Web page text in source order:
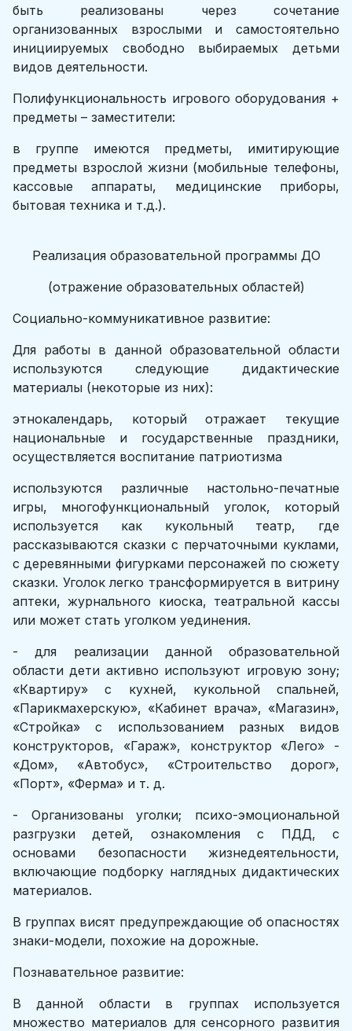
быть реализованы через сочетание
организованных взрослыми и самостоятельно
инициируемых свободно выбираемых детьми
видов деятельности.
Полифункциональность игрового оборудования +
предметы – заместители:
в группе имеются предметы, имитирующие
предметы взрослой жизни (мобильные телефоны,
кассовые аппараты, медицинские приборы,
бытовая техника и т.д.).
Реализация образовательной программы ДО
(отражение образовательных областей)
Социально-коммуникативное развитие:
Для работы в данной образовательной области
используются следующие дидактические
материалы (некоторые из них):
этнокалендарь, который отражает текущие
национальные и государственные праздники,
осуществляется воспитание патриотизма
используются различные настольно-печатные
игры, многофункциональный уголок, который
используется как кукольный театр, где
рассказываются сказки с перчаточными куклами,
с деревянными фигурками персонажей по сюжету
сказки. Уголок легко трансформируется в витрину
аптеки, журнального киоска, театральной кассы
или может стать уголком уединения.
- для реализации данной образовательной
области дети активно используют игровую зону;
«Квартиру» с кухней, кукольной спальней,
«Парикмахерскую», «Кабинет врача», «Магазин»,
«Стройка» с использованием разных видов
конструкторов, «Гараж», конструктор «Лего» -
«Дом», «Автобус», «Строительство дорог»,
«Порт», «Ферма» и т. д.
- Организованы уголки; психо-эмоциональной
разгрузки детей, ознакомления с ПДД, с
основами безопасности жизнедеятельности,
включающие подборку наглядных дидактических
материалов.
В группах висят предупреждающие об опасностях
знаки-модели, похожие на дорожные.
Познавательное развитие:
В данной области в группах используется
множество материалов для сенсорного развития